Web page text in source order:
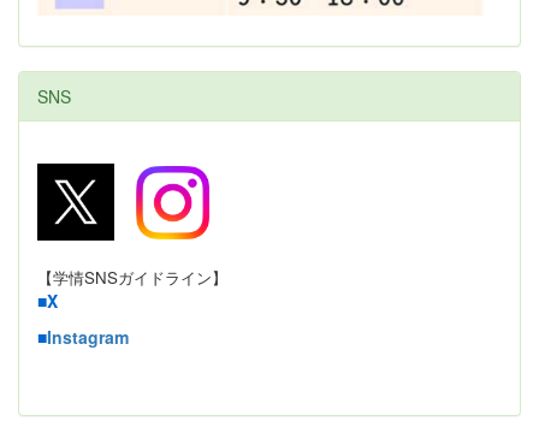
SNS
【学情SNSガイドライン】
■X
■Instagram